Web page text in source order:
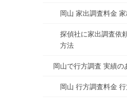
岡山 家出調査料金
探偵社に家出調査依
方法
岡山で行方調査 実績
岡山 行方調査料金